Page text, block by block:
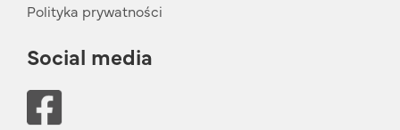
Polityka prywatności
Social media